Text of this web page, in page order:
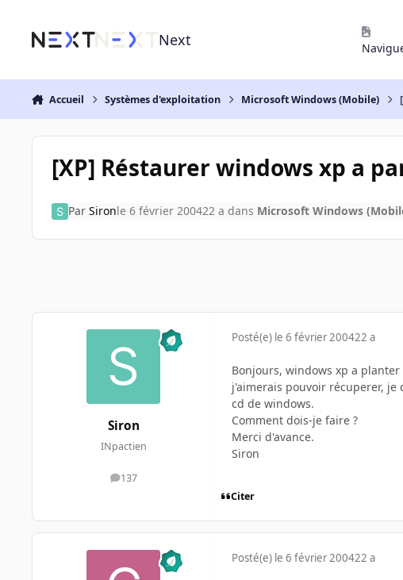
Next
Accueil Systèmes d'exploitation Microsoft Windows (Mobile)
[XP] Réstaurer windows xp a
Par Sironle 6 février 200422 a dans Microsoft Windows
Siron
INpactien
137
messages
Posté(e) le 6 février 200422 a
Bonjours, windows xp a
j'aimerais pouvoir récuperer,
cd de windows.
Comment dois-je faire ?
Merci d'avance.
Siron
Citer
Posté(e) le 6 février 200422 a